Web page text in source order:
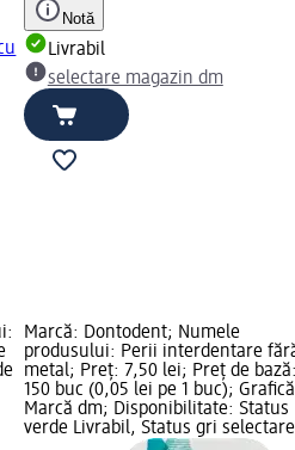
Notă
Livrabil
selectare magazin dm
Marcă: Dontodent; Numele
produsului: Perii interdentare
metal; Preț: 7,50 lei; Preț de bază:
150 buc (0,05 lei pe 1 buc); Grafică
Marcă dm; Disponibilitate: Status
verde Livrabil, Status gri selectare